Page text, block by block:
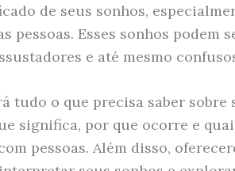
de seus sonhos,
pessoas. Esses sonhos podem
e até mesmo
tudo o que precisa saber sobre
significa, por que ocorre e
pessoas. Além disso,